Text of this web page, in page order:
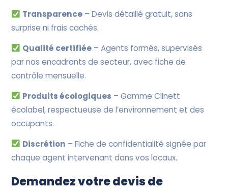
Transparence– Devis détaillé gratuit, sans
surprise ni frais cachés.
Qualité certifiée– Agents formés, supervisés
par nos encadrants de secteur, avec fiche de
contrôle mensuelle.
Produits écologiques – Gamme Clinett
écolabel, respectueuse de l’environnement et des
occupants.
Discrétion – Fiche de confidentialité signée par
chaque agent intervenant dans vos locaux.
Demandez votre devis de